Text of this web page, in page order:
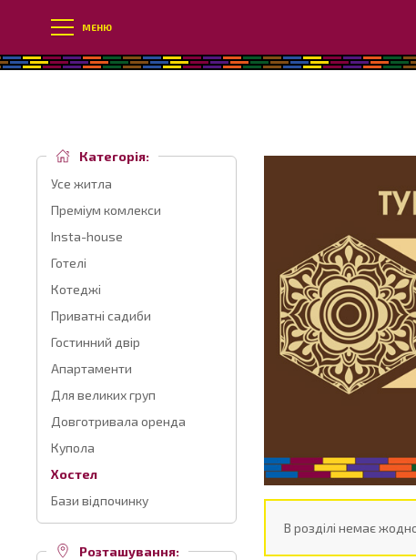
МЕНЮ
Категорія:
Усе житла
Преміум комлекси
Insta-house
Готелі
Котеджі
Приватні садиби
Гостинний двір
Апартаменти
Для великих груп
Довготривала оренда
Купола
Хостел
Бази відпочинку
Розташування:
В розділі немає